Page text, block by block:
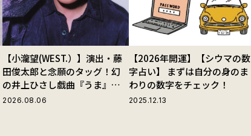
【小瀧望(WEST.）】演出・藤
田俊太郎と念願のタッグ！幻
の井上ひさし戯曲『うま』で
演じる“爽快な悪人”の魅力と
2026.08.06
【2026年開運】【シウマの数
字占い】 まずは自分の身のま
わりの数字をチェック！
2025.12.13